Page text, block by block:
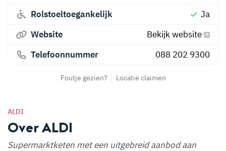
ALDI
Over ALDI
Supermarktketen met een uitgebreid aanbod aan
Rolstoeltoegankelijk
Ja
Website
Bekijk website
Telefoonnummer
088 202 9300
Foutje gezien? Locatie claimen